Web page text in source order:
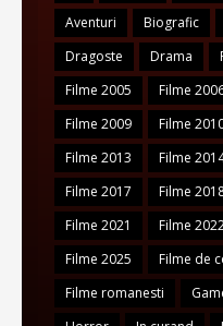
Aventuri
Biografic
Dragoste
Drama
Filme 2005
Filme
Filme 2009
Filme
Filme 2013
Filme
Filme 2017
Filme
Filme 2021
Filme
Filme 2025
Filme de
Filme romanesti